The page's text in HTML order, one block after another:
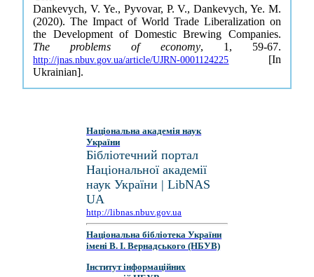
Dankevych, V. Ye., Pyvovar, P. V., Dankevych, Ye. M.
(2020). The Impact of World Trade Liberalization on
the Development of Domestic Brewing Companies.
The problems of economy, 1, 59-67.
http://jnas.nbuv.gov.ua/article/UJRN-0001124225 [In
Ukrainian].
Національна академія наук
України
Бібліотечний портал
Національної академії
наук України | LibNAS
UA
http://libnas.nbuv.gov.ua
Національна бібліотека України
імені В. І. Вернадського (НБУВ)
Інститут інформаційних